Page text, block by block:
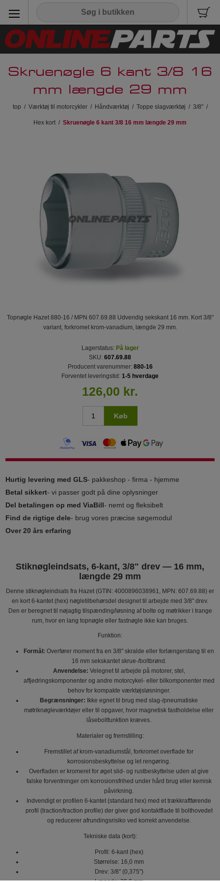
Skruenøgle 6 kant 3/8 16
mm længde 29 mm
top / Værktøj til motorcykler / Håndværktøj / Toppe slagværktøj / 3/8" /
Hex kort / Skruenøgle 6 kant 3/8 16 mm længde 29 mm
Topnøgle Hazet 880-16 / MPN 607.69.88 Udvendig sekskant 16 mm. Kort 3/8"
variant, forkromet krom-vanadium, længde 29 mm.
Lagerstatus: På lager
SKU: 607.69.88
Producent varenummer: 880-16
Forventet leveringstid: 1-5 hverdage
126,00 kr.
Køb
Hurtig levering med GLS- pakkeshop - firma - hjemme
Betal sikkert- vi passer godt på dine oplysninger
Del betalingen op med ViaBill- nemt og fleksibelt
Find de rigtige dele- brug vores præcise søgemodul
Over 20 års erfaring
Stiknøgleindsats, 6-kant, 3/8" drev — 16 mm,
længde 29 mm
Denne stiknøgleindsats fra Hazet (GTIN: 4000896038961, MPN: 607.69.88) er
en kort 6-kantet (hex) nøgletilbehørsdel designet til arbejde med 3/8" drev.
Den er beregnet til nøjagtig tilspænding/løsning af bolte og møtrikker i trange
rum, hvor en lang topnøgle eller fastnøgle ikke kan bruges.
Funktion:
Formål: Overfører moment fra en 3/8" skralde eller forlængerstang til en
16 mm sekskantet skrue-/boltbrønd.
Anvendelse: Velegnet til arbejde på motorer, stel,
affjedringskomponenter og andre motorcykel- eller bilkomponenter med
behov for kompakte værktøjsløsninger.
Begrænsninger: Ikke egnet til brug med slag-/pneumatiske
møtriknøgleværktøjer eller til opgaver, hvor magnetisk fastholdelse eller
låseboltfunktion kræves.
Materialer og fremstilling:
Fremstillet af krom-vanadiumstål, forkromet overflade for
korrosionsbeskyttelse og let rengøring.
Overfladen er kromeret for øget slid- og rustbeskyttelse uden at give
falske forventninger om korrosionsfrihed under hård brug eller kemisk
påvirkning.
Indvendigt er profilen 6-kantet (standard hex) med et trækkraftførende
profil (traction/traction profile) der giver god kontaktflade til bolthovedet
og reducerer afrundingsrisiko ved korrekt anvendelse.
Tekniske data (kort):
Profil: 6-kant (hex)
Størrelse: 16,0 mm
Drev: 3/8" (0,375")